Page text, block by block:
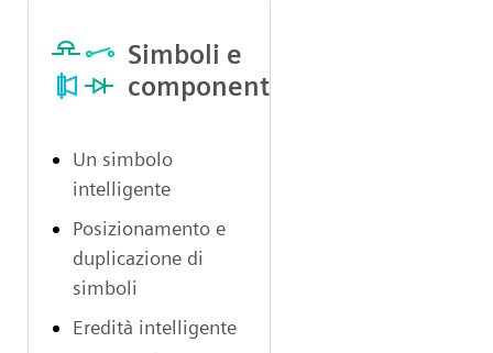
Simboli e
componenti
Un simbolo
intelligente
Posizionamento e
duplicazione di
simboli
Eredità intelligente